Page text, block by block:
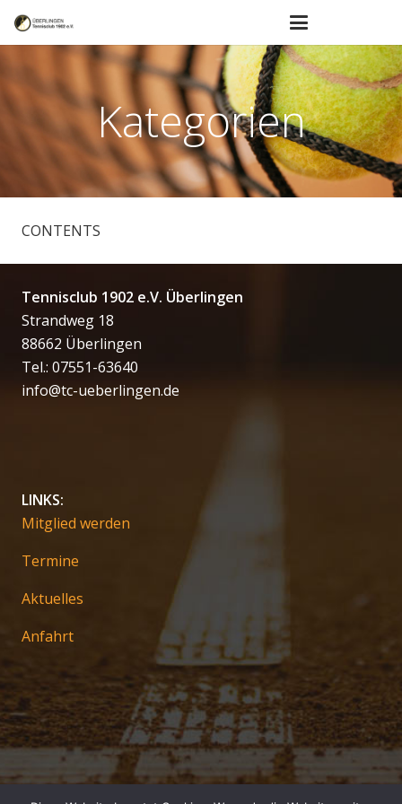
Kategorien
CONTENTS
Tennisclub 1902 e.V. Überlingen
Strandweg 18
88662 Überlingen
Tel.: 07551-63640
info@tc-ueberlingen.de
LINKS:
Mitglied werden
Termine
Aktuelles
Anfahrt